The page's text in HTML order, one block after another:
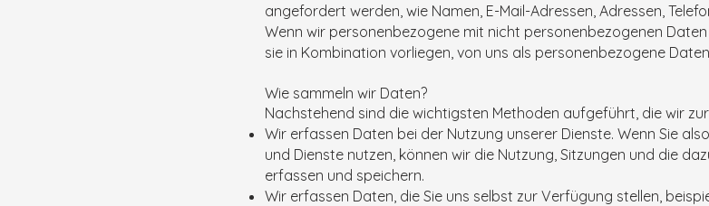
angefordert werden, wie Namen, E-Mail-Adressen, Adressen,
Wenn wir personenbezogene mit nicht personenbezogenen
sie in Kombination vorliegen, von uns als personenbezogene
Wie sammeln wir Daten?
Nachstehend sind die wichtigsten Methoden aufgeführt, die wir
Wir erfassen Daten bei der Nutzung unserer Dienste. Wenn Sie
und Dienste nutzen, können wir die Nutzung, Sitzungen und die
erfassen und speichern.
Wir erfassen Daten, die Sie uns selbst zur Verfügung stellen,